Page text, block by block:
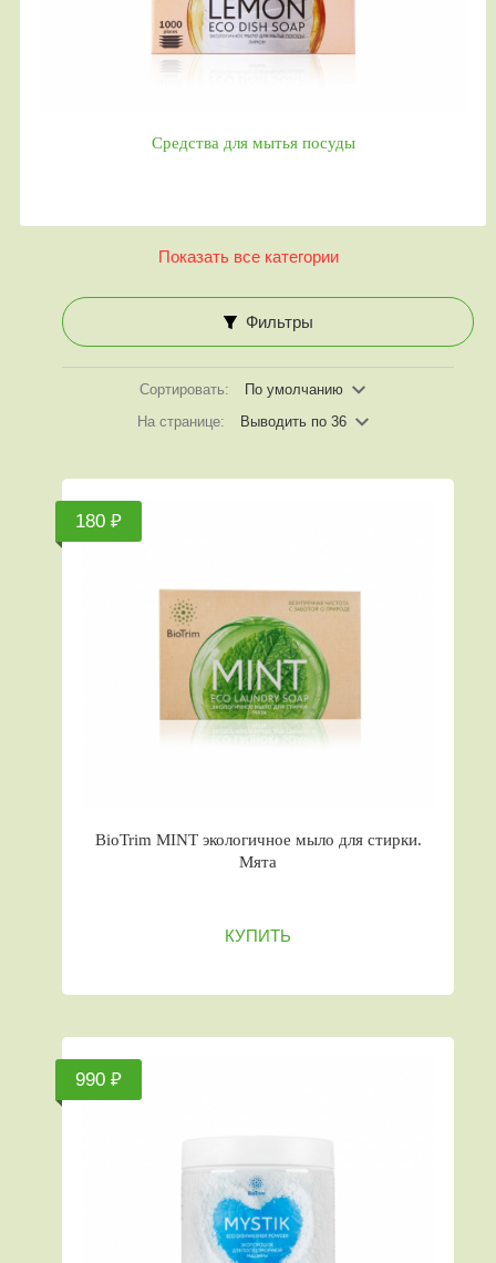
Средства для мытья посуды
Показать все категории
Фильтры
Сортировать:
По умолчанию
На странице:
Выводить по 36
180 ₽
BioTrim MINT экологичное мыло для стирки.
Мята
КУПИТЬ
990 ₽